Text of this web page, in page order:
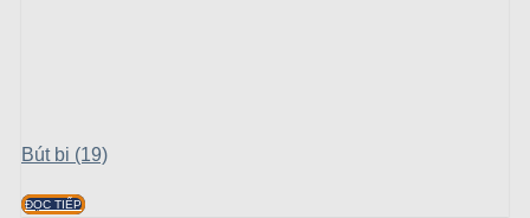
Bút bi (19)
ĐỌC TIẾP